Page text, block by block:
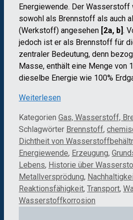
Energiewende. Der Wasserstoff
sowohl als Brennstoff als auch
(Werkstoff) angesehen [2a, b] .
jedoch ist er als Brennstoff für
zentraler Bedeutung, denn
Masse, enthält eine Menge von
dieselbe Energie wie 100%
Weiterlesen
Kategorien Gas, Wasserstoff,
Schlagwörter Brennstoff,
Dichtheit von
Energiewende, Erzeugung,
Lebens, Historie über
Metallversprödung,
Reaktionsfähigkeit, Transport,
Wasserstoffkorrosion